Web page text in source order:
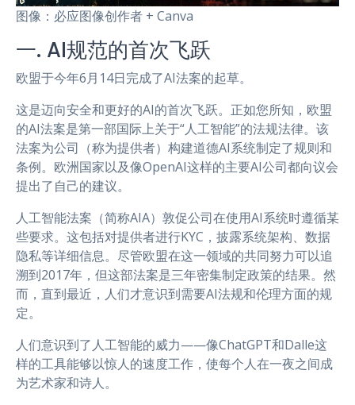
图像：必应图像创作者 + Canva
一. AI规范的首次飞跃
欧盟于今年6月14日完成了AI法案的起草。
这是迈向安全和更好的AI的首次飞跃。正如您所知，欧盟
的AI法案是第一部国际上关于“人工智能”的法规法律。该
法案为公司（称为提供者）构建道德AI系统制定了规则和
条例。欧洲国家以及像OpenAI这样的主要AI公司都向议会
提出了自己的建议。
人工智能法案（简称AIA）敦促公司在使用AI系统时遵循某
些要求。这包括对提供者进行KYC，披露系统架构、数据
隐私等详细信息。尽管欧盟在这一领域的共同努力可以追
溯到2017年，但这部法案是三年密集制定政策的结果。然
而，直到最近，人们才意识到需要AI法规和伦理方面的规
定。
人们意识到了人工智能的威力——像ChatGPT和Dalle这
样的工具能够以惊人的速度工作，使每个人在一夜之间成
为艺术家和诗人。